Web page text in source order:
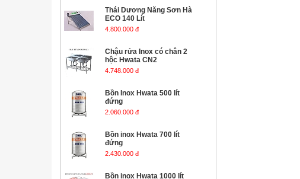
Thái Dương Năng Sơn Hà
ECO 140 Lít
Chậu rửa Inox có chân 2
hộc Hwata CN2
Bồn Inox Hwata 500 lít
đứng
Bồn inox Hwata 700 lít
đứng